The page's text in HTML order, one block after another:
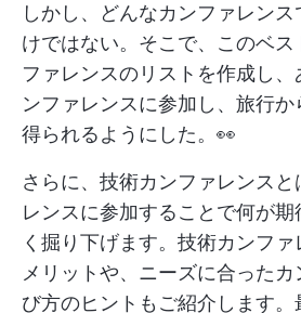
しかし、どんなカンファレン
けではない。そこで、このベ
ファレンスのリストを作成し
ンファレンスに参加し、旅行
得られるようにした。👀
さらに、技術カンファレンス
レンスに参加することで何が
く掘り下げます。技術カンフ
メリットや、ニーズに合った
び方のヒントもご紹介します